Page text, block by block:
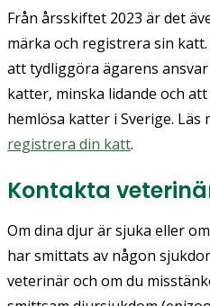
Från årsskiftet 2023 är det
märka och registrera sin
att tydliggöra ägarens
katter, minska lidande och
hemlösa katter i Sverige. Läs
registrera din katt.
Kontakta
Om dina djur är sjuka eller
har smittats av någon
veterinär och om du